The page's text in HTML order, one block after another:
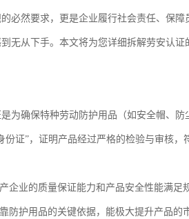
必然要求，更是企业履行社会责任、保
无从下手。本文将为您详细拆解劳安认
为确保特种劳动防护用品（如安全帽、
份证”，证明产品经过严格的检验与审核
企业的质量保证能力和产品安全性能满
防护用品的关键依据，能极大提升产品的